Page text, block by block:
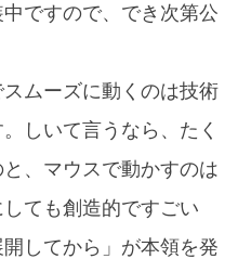
ですので、でき次第公
ムーズに動くのは技術
しいて言うなら、たく
、マウスで動かすのは
ても創造的ですごい
してから」が本領を発